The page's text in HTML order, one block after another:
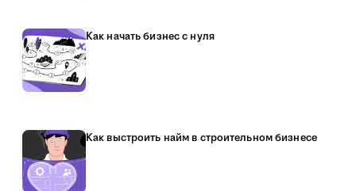
Как начать бизнес с нуля
Как выстроить найм в строительном бизнесе